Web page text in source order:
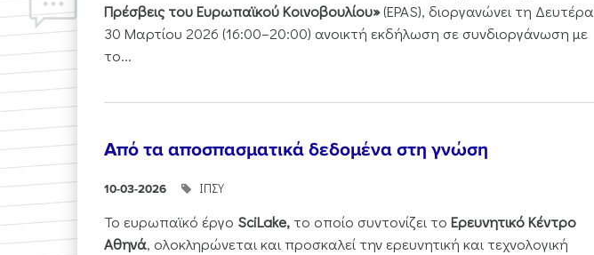
Πρέσβεις του Ευρωπαϊκού Κοινοβουλίου»(EPAS), διοργανώνει τη Δευτέρα
30 Μαρτίου 2026 (16:00–20:00) ανοικτή εκδήλωση σε συνδιοργάνωση με
το...
Από τα αποσπασματικά δεδομένα στη γνώση
10-03-2026 ΙΠΣΥ
Το ευρωπαϊκό έργο SciLake, το οποίο συντονίζει το Ερευνητικό Κέντρο
Αθηνά, ολοκληρώνεται και προσκαλεί την ερευνητική και τεχνολογική